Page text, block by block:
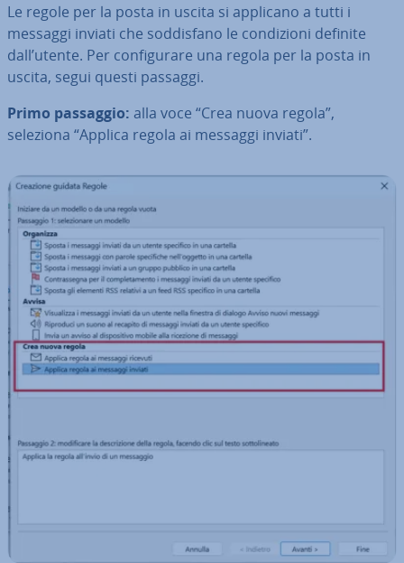
Le regole per la posta in uscita si applicano a tutti i
messaggi inviati che sod­di­sfa­no le con­di­zio­ni definite
dall’utente. Per con­fi­gu­ra­re una regola per la posta in
uscita, segui questi passaggi.
Primo passaggio: alla voce “Crea nuova regola”,
seleziona “Applica regola ai messaggi inviati”.